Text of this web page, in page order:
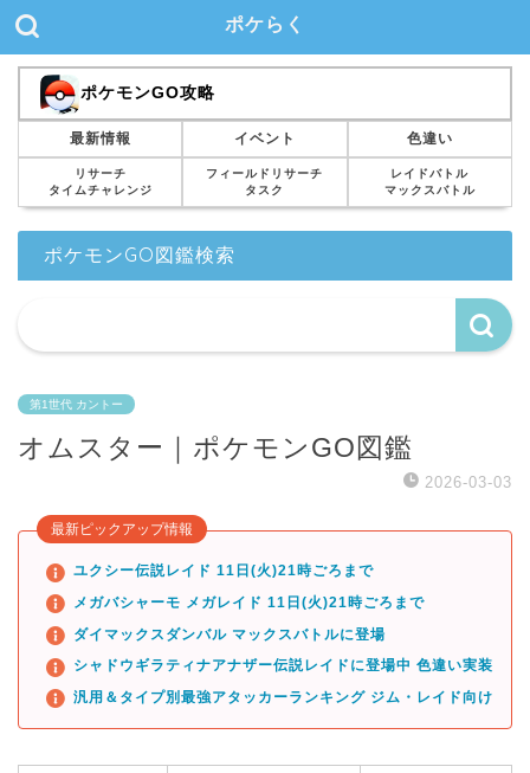
ポケらく
ポケモンGO攻略
最新情報 イベント 色違い
リサーチ
タイムチャレンジ
フィールドリサーチ
タスク
レイドバトル
マックスバトル
ポケモンGO図鑑検索
第1世代 カントー
オムスター｜ポケモンGO図鑑
2026-03-03
最新ピックアップ情報
ユクシー伝説レイド 11日(火)21時ごろまで
メガバシャーモ メガレイド 11日(火)21時ごろまで
ダイマックスダンバル マックスバトルに登場
シャドウギラティナアナザー伝説レイドに登場中 色違い実装
汎用＆タイプ別最強アタッカーランキング ジム・レイド向け